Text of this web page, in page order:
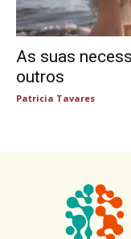
As suas
outros
Patricia Tavares